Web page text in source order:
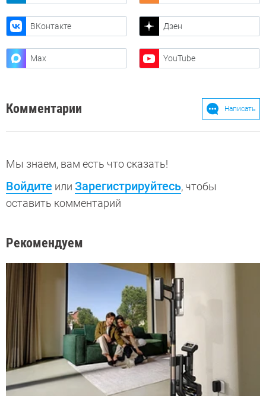
ВКонтакте Дзен
Max YouTube
Комментарии Написать
Мы знаем, вам есть что сказать!
Войдите или Зарегистрируйтесь, чтобы
оставить комментарий
Рекомендуем